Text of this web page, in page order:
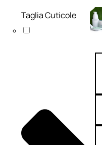
Taglia Cuticole